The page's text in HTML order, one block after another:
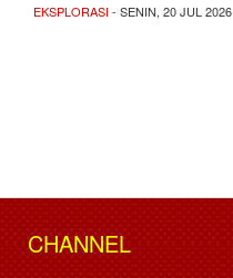
EKSPLORASI- SENIN, 20 JUL 2026
CHANNEL